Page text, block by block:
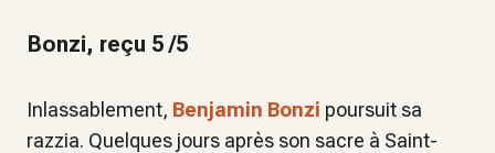
Bonzi, reçu 5 /5
Inlassablement, Benjamin Bonzi poursuit sa
razzia. Quelques jours après son sacre à Saint-